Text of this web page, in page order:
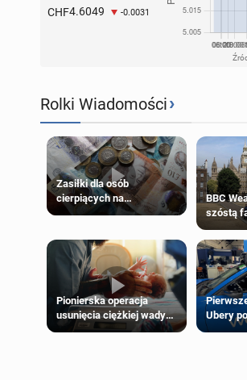
CHF4.6049 -0.0031
Rolki Wiadomości›
Zasiłki dla osób
cierpiących na
schorzenia psychiczne
BBC
szóstą
Pionierska operacja
usunięcia ciężkiej wady
wrodzonej płodu w łonie
Ubery